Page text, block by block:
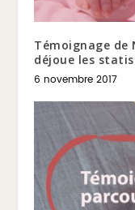
Témoignage de
déjoue les
6 novembre 2017